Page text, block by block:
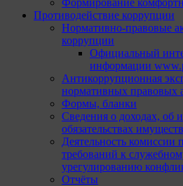
Формирование
Противодействие коррупции
Нормативно-правовые
коррупции
Официальный
информации
Антикоррупционная
нормативных правовых
Формы, бланки
Сведения о доходах, об
обязательствах
Деятельность
требований к
урегулированию
Отчёты